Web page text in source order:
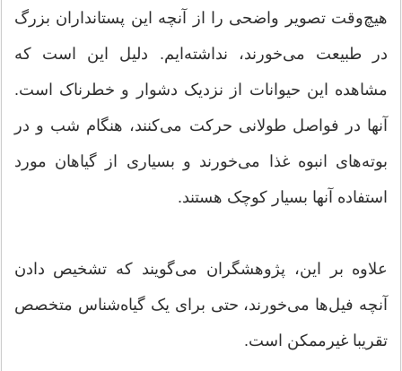
هیچ‌وقت تصویر واضحی را از آنچه این پستانداران بزرگ
در طبیعت می‌خورند، نداشته‌ایم. دلیل این است که
مشاهده این حیوانات از نزدیک دشوار و خطرناک است.
آنها در فواصل طولانی حرکت می‌کنند، هنگام شب و در
بوته‌های انبوه غذا می‌خورند و بسیاری از گیاهان مورد
استفاده آنها بسیار کوچک هستند.
علاوه بر این، پژوهشگران می‌گویند که تشخیص دادن
آنچه فیل‌ها می‌خورند، حتی برای یک گیاه‌شناس متخصص
تقریبا غیرممکن است.